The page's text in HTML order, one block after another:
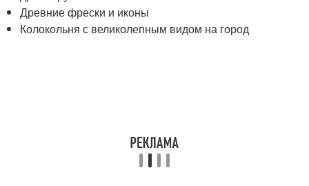
Древние фрески и иконы
Колокольня с великолепным видом на город